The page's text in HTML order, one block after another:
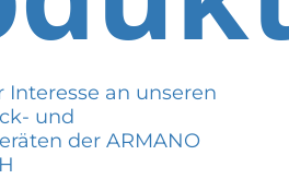
an unseren
und
der ARMANO